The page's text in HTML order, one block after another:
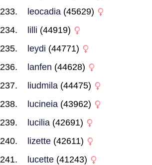
leocadia (45629)
lilli (44919)
leydi (44771)
lanfen (44628)
liudmila (44475)
lucineia (43962)
lucilia (42691)
lizette (42611)
lucette (41243)